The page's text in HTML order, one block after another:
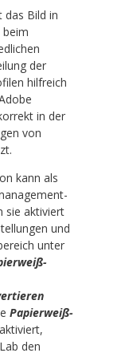
das Bild in
beim
der
hilfreich
in der
von
kann als
sie aktiviert
und
unter
Papierweiß-
den